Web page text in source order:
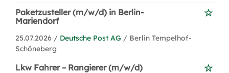
Paketzusteller (m/w/d) in Berlin-
Mariendorf
25.07.2026 / Deutsche Post AG / Berlin Tempelhof-
Schöneberg
Lkw Fahrer – Rangierer (m/w/d)